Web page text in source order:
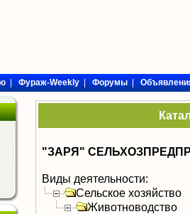
|Фураж-Weekly|Форумы|
"ЗАРЯ"
Виды деятельности:
Сельское хозяйство
Животноводство